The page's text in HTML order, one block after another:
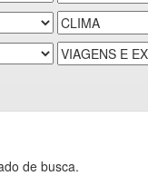
de busca.